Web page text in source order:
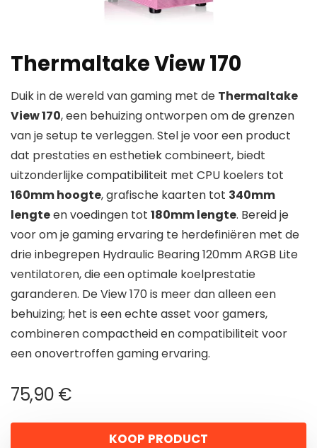
Thermaltake View 170
Duik in de wereld van gaming met de Thermaltake
View 170, een behuizing ontworpen om de grenzen
van je setup te verleggen. Stel je voor een product
dat prestaties en esthetiek combineert, biedt
uitzonderlijke compatibiliteit met CPU koelers tot
160mm hoogte, grafische kaarten tot 340mm
lengteen voedingen tot 180mm lengte. Bereid je
voor om je gaming ervaring te herdefiniëren met de
drie inbegrepen Hydraulic Bearing 120mm ARGB Lite
ventilatoren, die een optimale koelprestatie
garanderen. De View 170 is meer dan alleen een
behuizing; het is een echte asset voor gamers,
combineren compactheid en compatibiliteit voor
een onovertroffen gaming ervaring.
75,90 €
KOOP PRODUCT